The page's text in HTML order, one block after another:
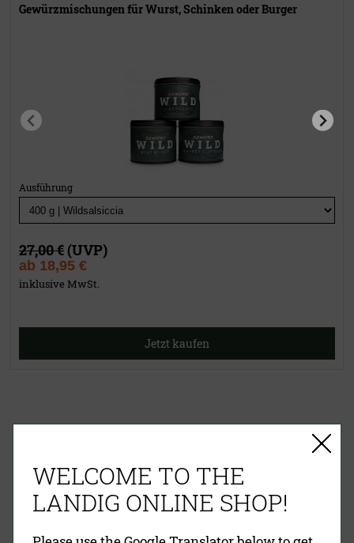
Gewürzmischungen für Wurst, Schinken oder Burger
Ausführung
27,00 € (UVP)
ab 18,95 €
inklusive MwSt.
Jetzt kaufen
KREDITKARTE NACHNAHME
WELCOME TO THE
LANDIG ONLINE SHOP!